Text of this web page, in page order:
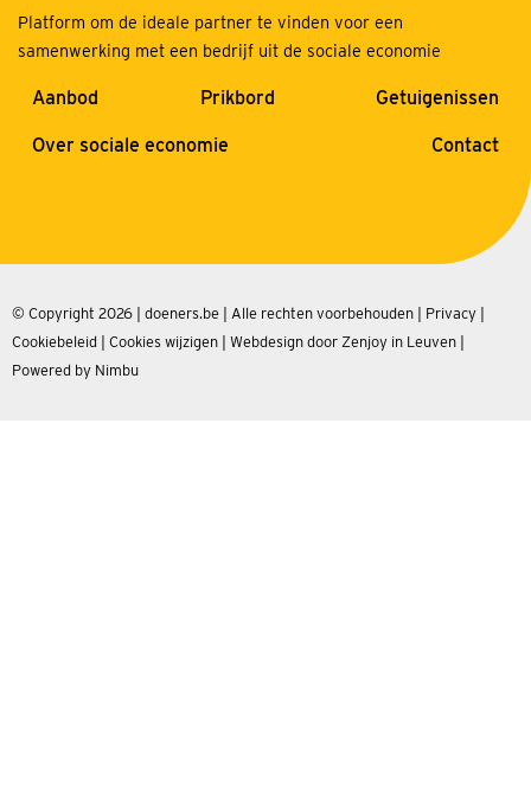
Platform om de ideale partner te vinden voor een
samenwerking met een bedrijf uit de sociale economie
Aanbod Prikbord Getuigenissen
Over sociale economie Contact
© Copyright 2026 | doeners.be | Alle rechten voorbehouden | Privacy
Cookiebeleid
Cookies wijzigen Webdesign door Zenjoy in Leuven
Powered by Nimbu